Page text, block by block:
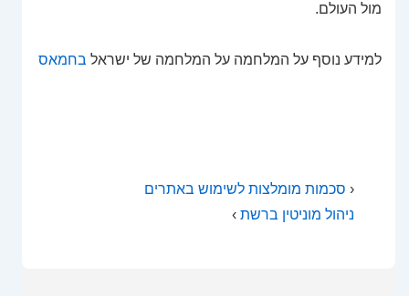
מול העולם.
למידע נוסף על המלחמה על המלחמה של ישראל בחמאס
‹ סכמות מומלצות לשימוש באתרים
ניהול מוניטין ברשת ›